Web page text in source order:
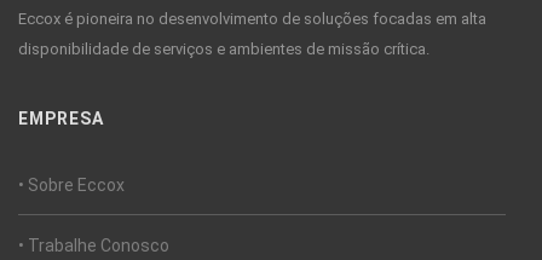
Eccox é pioneira no desenvolvimento de soluções focadas em alta
disponibilidade de serviços e ambientes de missão crítica.
EMPRESA
• Sobre Eccox
• Trabalhe Conosco